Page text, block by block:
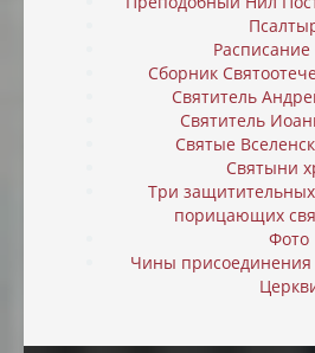
Сборник
Святитель
Святитель
Святые
Святыни
Три
порицающих
Фото
Чины присоединения